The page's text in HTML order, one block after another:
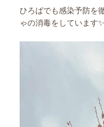
ひろばでも感染予防を
ゃの消毒をしています✨